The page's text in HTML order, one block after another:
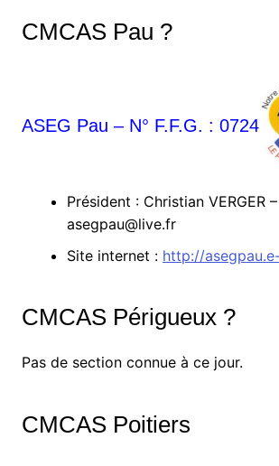
CMCAS Pau ?
ASEG Pau – N° F.F.G. : 0724
Président : Christian VERGER –
asegpau@live.fr
Site internet : http://
CMCAS Périgueux ?
Pas de section connue à ce jour.
CMCAS Poitiers